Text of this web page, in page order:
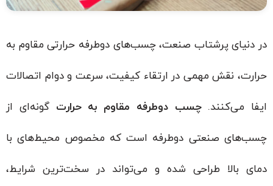
در دنیای پرشتاب صنعت، چسب‌های دوطرفه حرارتی مقاوم به
حرارت، نقش مهمی در ارتقاء کیفیت، سرعت و دوام اتصالات
ایفا می‌کنند. چسب دوطرفه مقاوم به حرارتگونه‌ای از
چسب‌های صنعتی دوطرفه است که مخصوص محیط‌های با
دمای بالا طراحی شده و می‌تواند در سخت‌ترین شرایط،